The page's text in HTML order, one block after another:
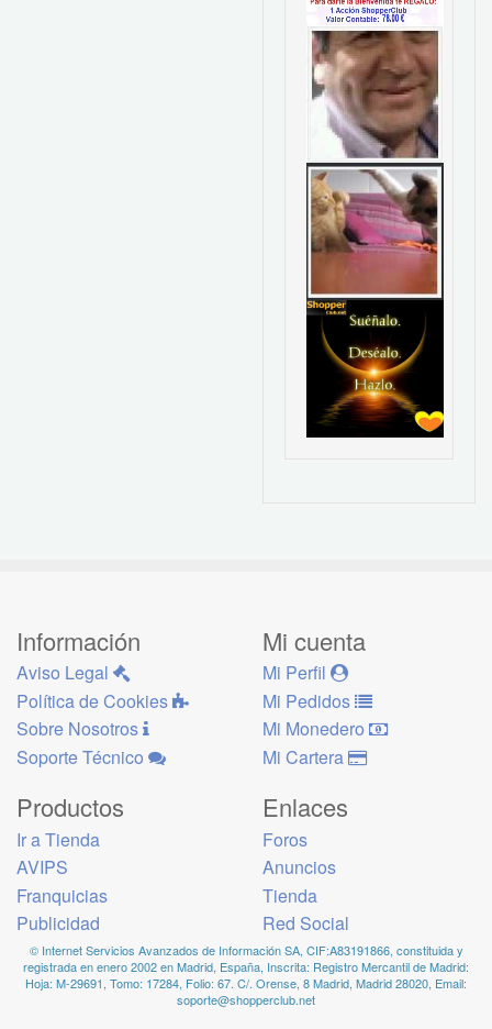
Información
Aviso Legal
Política de Cookies
Sobre Nosotros
Soporte Técnico
Mi cuenta
Mi Perfil
Mi Pedidos
Mi Monedero
Mi Cartera
Productos
Ir a Tienda
AVIPS
Franquicias
Publicidad
Enlaces
Foros
Anuncios
Tienda
Red Social
© Internet Servicios Avanzados de Información SA, CIF:A83191866, constituida y
registrada en enero 2002 en Madrid, España, Inscrita: Registro Mercantil de Madrid:
Hoja: M-29691, Tomo: 17284, Folio: 67. C/. Orense, 8 Madrid, Madrid 28020, Email:
soporte@shopperclub.net